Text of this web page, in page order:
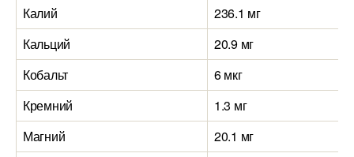
Калий
236.1 мг
Кальций
20.9 мг
Кобальт
6 мкг
Кремний
1.3 мг
Магний
20.1 мг